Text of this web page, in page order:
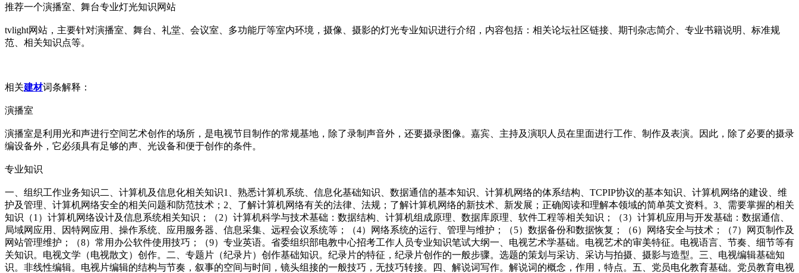
推荐一个演播室、舞台专业灯光知识网站
tvlight网站，主要针对演播室、舞台、礼堂、会议室、多功能厅等室内环境，摄像、摄影的灯光专业知识进行介绍，内容包括：相关论坛社区链接、期刊杂志简介、专业书籍说明、标准规
范、相关知识点等。
相关建材词条解释：
演播室
演播室是利用光和声进行空间艺术创作的场所，是电视节目制作的常规基地，除了录制声音外，还要摄录图像。嘉宾、主持及演职人员在里面进行工作、制作及表演。因此，除了必要的摄录
编设备外，它必须具有足够的声、光设备和便于创作的条件。
专业知识
一、组织工作业务知识二、计算机及信息化相关知识1、熟悉计算机系统、信息化基础知识、数据通信的基本知识、计算机网络的体系结构、TCPIP协议的基本知识、计算机网络的建设、维
护及管理、计算机网络安全的相关问题和防范技术；2、了解计算机网络有关的法律、法规；了解计算机网络的新技术、新发展；正确阅读和理解本领域的简单英文资料。3、需要掌握的相关
知识（1）计算机网络设计及信息系统相关知识；（2）计算机科学与技术基础：数据结构、计算机组成原理、数据库原理、软件工程等相关知识；（3）计算机应用与开发基础：数据通信、
局域网应用、因特网应用、操作系统、应用服务器、信息采集、远程会议系统等；（4）网络系统的运行、管理与维护；（5）数据备份和数据恢复；（6）网络安全与技术；（7）网页制作及
网站管理维护；（8）常用办公软件使用技巧；（9）专业英语。省委组织部电教中心招考工作人员专业知识笔试大纲一、电视艺术学基础。电视艺术的审美特征。电视语言、节奏、细节等有
关知识。电视文学（电视散文）创作。二、专题片（纪录片）创作基础知识。纪录片的特征，纪录片创作的一般步骤。选题的策划与采访、采访与拍摄、摄影与造型。三、电视编辑基础知
识。非线性编辑。电视片编辑的结构与节奏，叙事的空间与时间，镜头组接的一般技巧，无技巧转接。四、解说词写作。解说词的概念，作用，特点。五、党员电化教育基础。党员教育电视